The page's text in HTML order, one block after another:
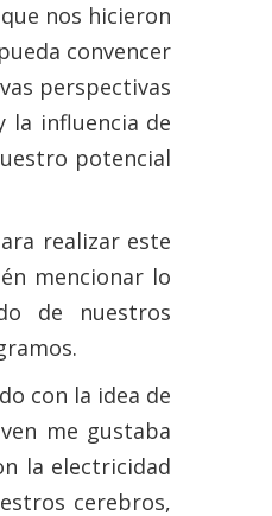
nos hicieron
convencer
perspectivas
la influencia de
potencial
realizar este
mencionar lo
de nuestros
con la idea de
me gustaba
la electricidad
cerebros,